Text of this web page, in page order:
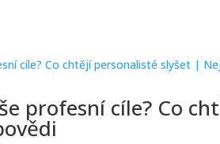
profesní cíle? Co